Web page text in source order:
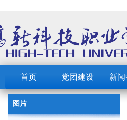
首页 党团建设 新
图片